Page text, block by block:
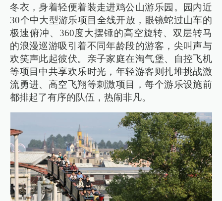
冬衣，身着轻便着装走进鸡公山游乐园。园内近
30个中大型游乐项目全线开放，眼镜蛇过山车的
极速俯冲、360度大摆锤的高空旋转、双层转马
的浪漫巡游吸引着不同年龄段的游客，尖叫声与
欢笑声此起彼伏。亲子家庭在淘气堡、自控飞机
等项目中共享欢乐时光，年轻游客则扎堆挑战激
流勇进、高空飞翔等刺激项目，每个游乐设施前
都排起了有序的队伍，热闹非凡。